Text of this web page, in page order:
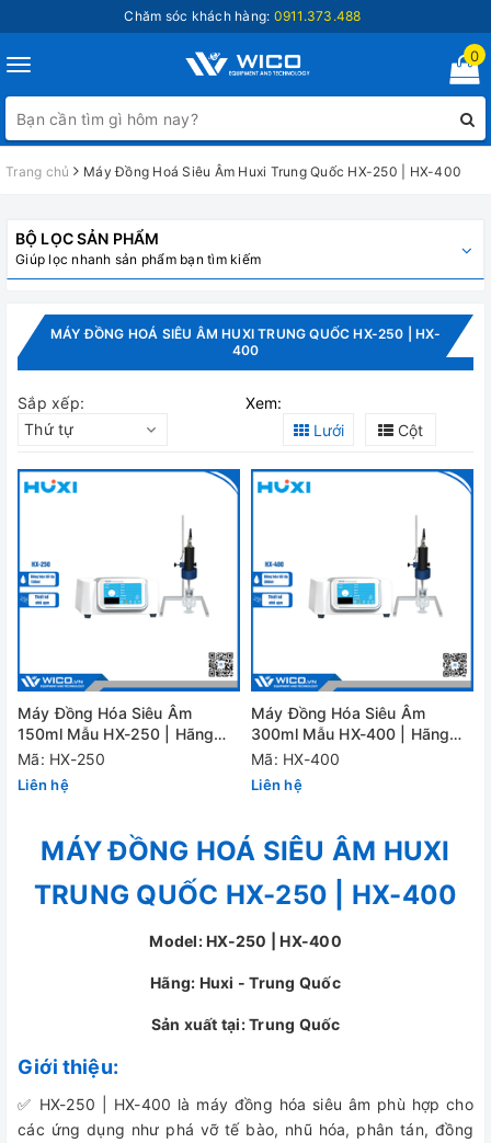
Chăm sóc khách hàng: 0911.373.488
Toggle
navigation
0
Trang chủ Máy Đồng Hoá Siêu Âm Huxi Trung Quốc HX-250 | HX-400
BỘ LỌC SẢN PHẨM
Giúp lọc nhanh sản phẩm bạn tìm kiếm
MÁY ĐỒNG HOÁ SIÊU ÂM HUXI TRUNG QUỐC HX-250 | HX-
400
Sắp xếp:
Thứ tự
Xem:
Lưới
Cột
Máy Đồng Hóa Siêu Âm
150ml Mẫu HX-250 | Hãng
Huxi
Mã: HX-250
Liên hệ
Máy Đồng Hóa Siêu Âm
300ml Mẫu HX-400 | Hãng
Huxi
Mã: HX-400
Liên hệ
MÁY ĐỒNG HOÁ SIÊU ÂM HUXI
TRUNG QUỐC HX-250 | HX-400
Model: HX-250 | HX-400
Hãng: Huxi - Trung Quốc
Sản xuất tại: Trung Quốc
Giới thiệu:
✅ HX-250 | HX-400 là máy đồng hóa siêu âm phù hợp cho
các ứng dụng như phá vỡ tế bào, nhũ hóa, phân tán, đồng